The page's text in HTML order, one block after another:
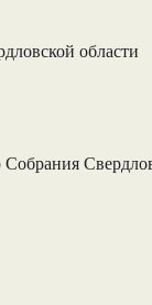
области
Собрания